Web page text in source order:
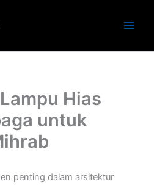
Hias
untuk
penting dalam arsitektur